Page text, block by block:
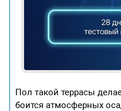
Пол такой террасы
боится атмосферных